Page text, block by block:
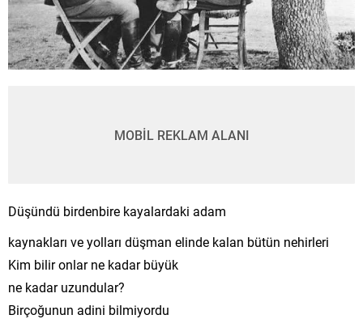
MOBİL REKLAM ALANI
Düşündü birdenbire kayalardaki adam
kaynakları ve yolları düşman elinde kalan bütün nehirleri
Kim bilir onlar ne kadar büyük
ne kadar uzundular?
Birçoğunun adini bilmiyordu